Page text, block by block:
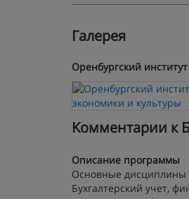
Галерея
Оренбургский
Kомментарии к
Описание программы
Основные дисциплины
Бухгалтерский учет,